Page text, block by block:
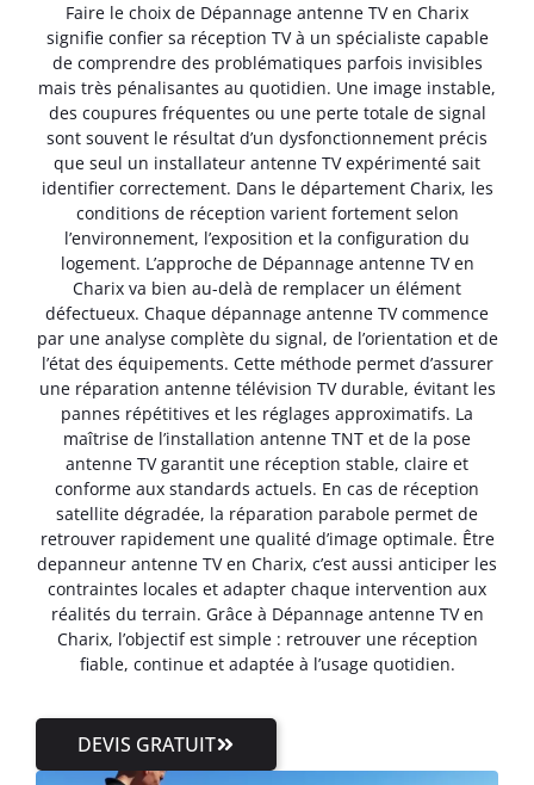
Faire le choix de Dépannage antenne TV en Charix
signifie confier sa réception TV à un spécialiste capable
de comprendre des problématiques parfois invisibles
mais très pénalisantes au quotidien. Une image instable,
des coupures fréquentes ou une perte totale de signal
sont souvent le résultat d’un dysfonctionnement précis
que seul un installateur antenne TV expérimenté sait
identifier correctement. Dans le département Charix, les
conditions de réception varient fortement selon
l’environnement, l’exposition et la configuration du
logement. L’approche de Dépannage antenne TV en
Charix va bien au-delà de remplacer un élément
défectueux. Chaque dépannage antenne TV commence
par une analyse complète du signal, de l’orientation et de
l’état des équipements. Cette méthode permet d’assurer
une réparation antenne télévision TV durable, évitant les
pannes répétitives et les réglages approximatifs. La
maîtrise de l’installation antenne TNT et de la pose
antenne TV garantit une réception stable, claire et
conforme aux standards actuels. En cas de réception
satellite dégradée, la réparation parabole permet de
retrouver rapidement une qualité d’image optimale. Être
depanneur antenne TV en Charix, c’est aussi anticiper les
contraintes locales et adapter chaque intervention aux
réalités du terrain. Grâce à Dépannage antenne TV en
Charix, l’objectif est simple : retrouver une réception
fiable, continue et adaptée à l’usage quotidien.
DEVIS GRATUIT